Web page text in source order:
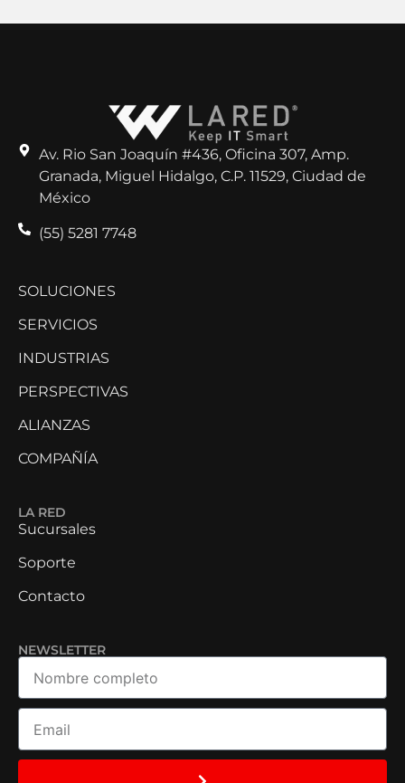
Av. Rio San Joaquín #436, Oficina 307, Amp.
Granada, Miguel Hidalgo, C.P. 11529, Ciudad de
México
(55) 5281 7748
SOLUCIONES
SERVICIOS
INDUSTRIAS
PERSPECTIVAS
ALIANZAS
COMPAÑÍA
LA RED
Sucursales
Soporte
Contacto
NEWSLETTER